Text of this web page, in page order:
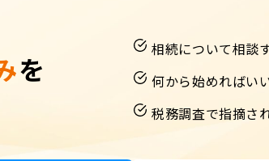
を
相続について相談
何から始めればい
税務調査で指摘さ